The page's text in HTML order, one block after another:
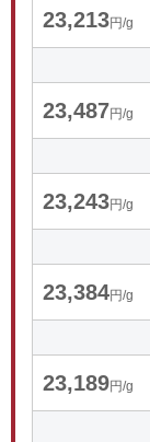
23,213円/g
23,487円/g
23,243円/g
23,384円/g
23,189円/g